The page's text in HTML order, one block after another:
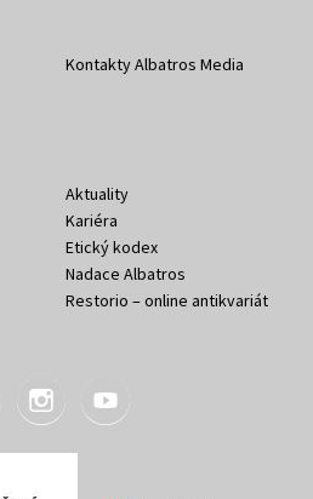
Kontakty Albatros Media
Aktuality
Kariéra
Etický kodex
Nadace Albatros
Restorio – online antikvariát